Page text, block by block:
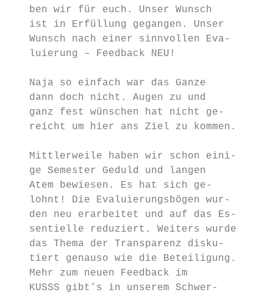
   ben wir für euch. Unser Wunsch
ist in Erfüllung gegangen. Unser
   Wunsch nach einer sinnvollen Eva-
luierung – Feedback NEU!
   Naja so einfach war das Ganze
dann doch nicht. Augen zu und
ganz fest wünschen hat nicht ge-
   reicht um hier ans Ziel zu kommen.
   Mittlerweile haben wir schon eini-
ge Semester Geduld und langen
   Atem bewiesen. Es hat sich ge-
   lohnt! Die Evaluierungsbögen wur-
den neu erarbeitet und auf das Es-
   sentielle reduziert. Weiters wurde
   das Thema der Transparenz disku-
tiert genauso wie die Beteiligung.
Mehr zum neuen Feedback im
   KUSSS gibt’s in unserem Schwer-